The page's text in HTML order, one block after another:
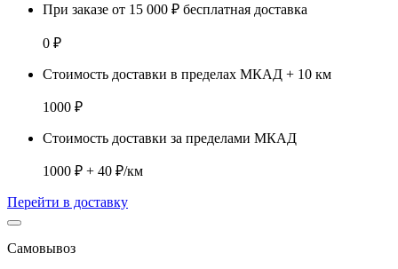
При заказе от 15 000 ₽ бесплатная доставка
0 ₽
Стоимость доставки в пределах МКАД + 10 км
1000 ₽
Стоимость доставки за пределами МКАД
1000 ₽ + 40 ₽/км
Перейти в доставку
Самовывоз